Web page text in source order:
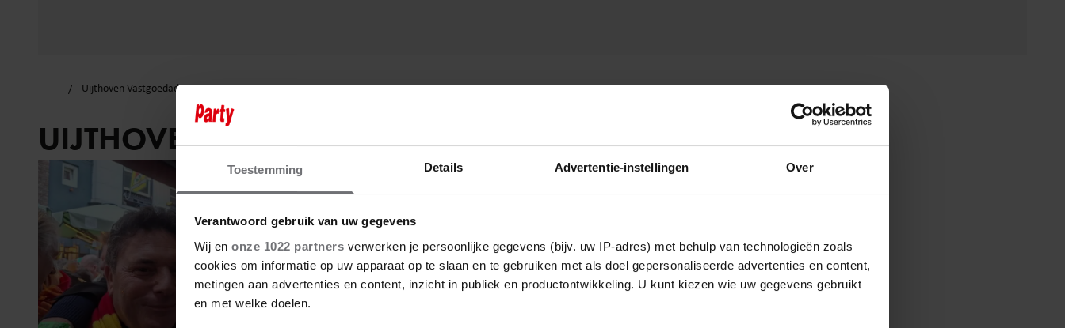
Toestemming Details Advertentie-instellingen Over
Verantwoord gebruik van uw gegevens
Wij en onze 1022 partners verwerken je persoonlijke gegevens (bijv. uw IP-adres) met behulp van technologieën zoals
cookies om informatie op uw apparaat op te slaan en te gebruiken met als doel gepersonaliseerde advertenties en content,
metingen aan advertenties en content, inzicht in publiek en productontwikkeling. U kunt kiezen wie uw gegevens gebruikt
en met welke doelen.
Uijthoven Vastgoedadvies B.V.
UIJTHOVEN VASTGOEDADVIES B.V.